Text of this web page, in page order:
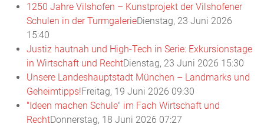
1250 Jahre Vilshofen – Kunstprojekt der Vilshofener
Schulen in der TurmgalerieDienstag, 23 Juni 2026
15:40
Justiz hautnah und High-Tech in Serie: Exkursionstage
in Wirtschaft und RechtDienstag, 23 Juni 2026 15:30
Unsere Landeshauptstadt München – Landmarks und
Geheimtipps!Freitag, 19 Juni 2026 09:30
"Ideen machen Schule" im Fach Wirtschaft und
RechtDonnerstag, 18 Juni 2026 07:27